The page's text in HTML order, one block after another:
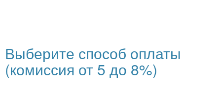
Выберите способ оплаты
(комиссия от 5 до 8%)